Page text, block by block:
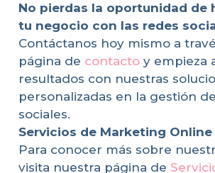
No pierdas la oportunidad de
tu negocio con las redes
Contáctanos hoy mismo a
página de contactoy empieza
resultados con nuestras
personalizadas en la gestión
sociales.
Servicios de Marketing Online
Para conocer más sobre
visita nuestra página de